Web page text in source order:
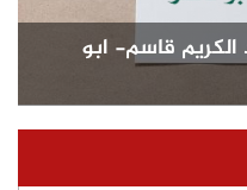
قاسم- ابو